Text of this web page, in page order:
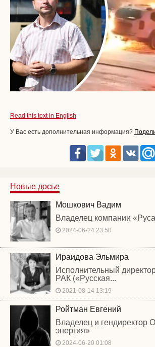
Read this text in English
У Вас есть дополнительная информация?
Новые досье
Мошкович Вадим
Владелец компании
2024-06-24 23:50
Ираидова Эльмира
Исполнительный
РАК («Русская...
2021-08-14 13:19
Ройтман Евгений
Владелец и гендиректор
энергия»
2024-06-20 01:08